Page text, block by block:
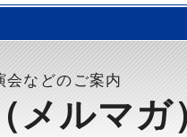
会などのご案内
ルマガ